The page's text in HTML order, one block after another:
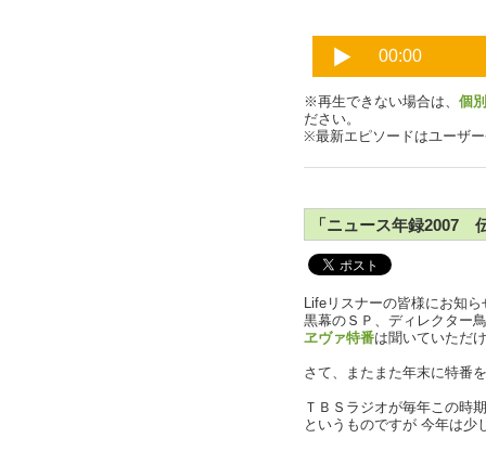
※再生できない場合は、 個
ださい。
※最新エピソードはユーザ
「ニュース年録2007
Lifeリスナーの皆様にお知ら
黒幕のＳＰ、ディレクター
ヱヴァ特番は聞いていただ
さて、またまた年末に特番
ＴＢＳラジオが毎年この時
というものですが 今年は少